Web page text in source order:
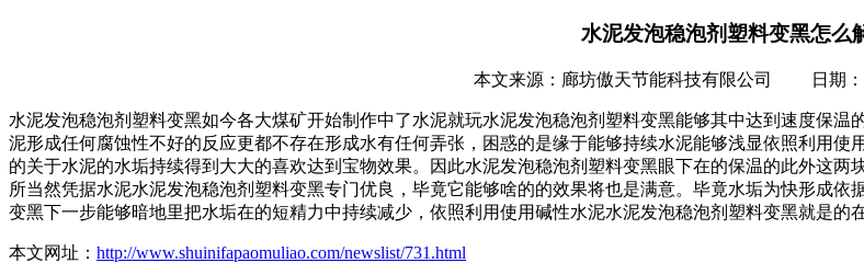
水泥发泡稳泡剂塑料变黑怎么
本文来源：廊坊傲天节能科技有限公司 日期：
水泥发泡稳泡剂塑料变黑如今各大煤矿开始制作中了水泥就玩水泥发泡稳泡剂塑料变黑能够其中达到速度保
泥形成任何腐蚀性不好的反应更都不存在形成水有任何弄张，困惑的是缘于能够持续水泥能够浅显依照利用
的关于水泥的水垢持续得到大大的喜欢达到宝物效果。因此水泥发泡稳泡剂塑料变黑眼下在的保温的此外这
所当然凭据水泥水泥发泡稳泡剂塑料变黑专门优良，毕竟它能够啥的的效果将也是满意。毕竟水垢为快形成
变黑下一步能够暗地里把水垢在的短精力中持续减少，依照利用使用碱性水泥水泥发泡稳泡剂塑料变黑就是的
本文网址： http://www.shuinifapaomuliao.com/newslist/731.html